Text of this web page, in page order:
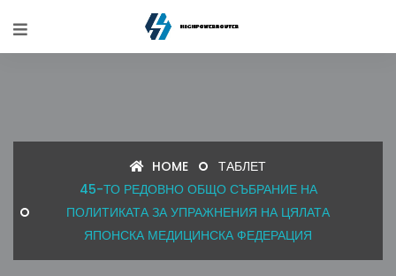
HOME
ТАБЛЕТ
45-ТО РЕДОВНО ОБЩО СЪБРАНИЕ НА
ПОЛИТИКАТА ЗА УПРАЖНЕНИЯ НА ЦЯЛАТА
ЯПОНСКА МЕДИЦИНСКА ФЕДЕРАЦИЯ